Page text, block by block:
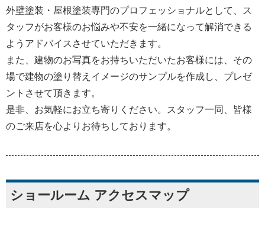
外壁塗装・屋根塗装専門のプロフェッショナルとして、ス
タッフがお客様のお悩みや不安を一緒になって解消できる
ようアドバイスさせていただきます。
また、建物のお写真をお持ちいただいたお客様には、その
場で建物の塗り替えイメージのサンプルを作成し、プレゼ
ントさせて頂きます。
是非、お気軽にお立ち寄りください。スタッフ一同、皆様
のご来店を心よりお待ちしております。
ショールーム アクセスマップ